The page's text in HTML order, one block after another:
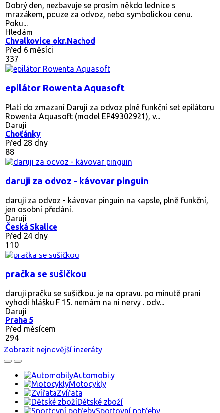
Dobrý den, nezbavuje se prosím někdo lednice s
mrazákem, pouze za odvoz, nebo symbolickou cenu.
Poku...
Hledám
Chvalkovice okr.Nachod
Před 6 měsíci
337
epilátor Rowenta Aquasoft
Platí do zmazaní Daruji za odvoz plně funkční set epilátoru
Rowenta Aquasoft (model EP49302921), v...
Daruji
Choťánky
Před 28 dny
88
daruji za odvoz - kávovar pinguin
daruji za odvoz - kávovar pinguin na kapsle, plně funkční,
jen osobní předání.
Daruji
Česká Skalice
Před 24 dny
110
pračka se sušičkou
daruji pračku se sušičkou. je na opravu. po minutě prani
vyhodí hlášku F 15. nemám na ni nervy . odv...
Daruji
Praha 5
Před měsícem
294
Zobrazit nejnovější inzeráty
Automobily
Motocykly
Zvířata
Dětské zboží
Sportovní potřeby